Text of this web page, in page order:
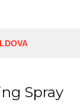
Spray